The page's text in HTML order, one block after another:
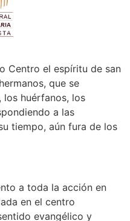
Centro el espíritu de san
que se
los huérfanos, los
a las
tiempo, aún fura de los
a toda la acción en
en el centro
evangélico y